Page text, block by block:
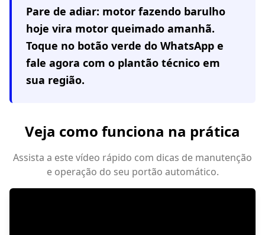
Pare de adiar: motor fazendo barulho
hoje vira motor queimado amanhã.
Toque no botão verde do WhatsApp e
fale agora com o plantão técnico em
sua região.
Veja como funciona na prática
Assista a este vídeo rápido com dicas de manutenção
e operação do seu portão automático.